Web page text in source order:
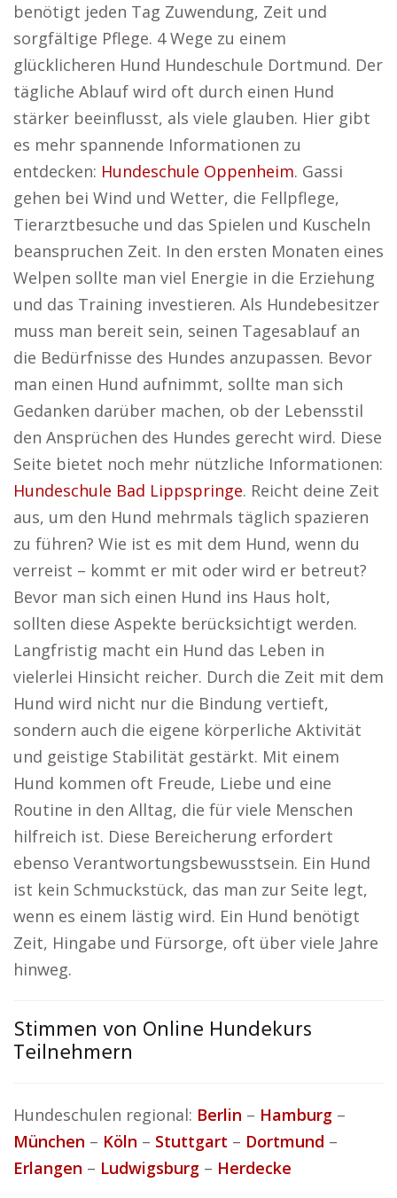
benötigt jeden Tag Zuwendung, Zeit und
sorgfältige Pflege. 4 Wege zu einem
glücklicheren Hund Hundeschule Dortmund. Der
tägliche Ablauf wird oft durch einen Hund
stärker beeinflusst, als viele glauben. Hier gibt
es mehr spannende Informationen zu
entdecken: Hundeschule Oppenheim. Gassi
gehen bei Wind und Wetter, die Fellpflege,
Tierarztbesuche und das Spielen und Kuscheln
beanspruchen Zeit. In den ersten Monaten eines
Welpen sollte man viel Energie in die Erziehung
und das Training investieren. Als Hundebesitzer
muss man bereit sein, seinen Tagesablauf an
die Bedürfnisse des Hundes anzupassen. Bevor
man einen Hund aufnimmt, sollte man sich
Gedanken darüber machen, ob der Lebensstil
den Ansprüchen des Hundes gerecht wird. Diese
Seite bietet noch mehr nützliche Informationen:
Hundeschule Bad Lippspringe. Reicht deine Zeit
aus, um den Hund mehrmals täglich spazieren
zu führen? Wie ist es mit dem Hund, wenn du
verreist – kommt er mit oder wird er betreut?
Bevor man sich einen Hund ins Haus holt,
sollten diese Aspekte berücksichtigt werden.
Langfristig macht ein Hund das Leben in
vielerlei Hinsicht reicher. Durch die Zeit mit dem
Hund wird nicht nur die Bindung vertieft,
sondern auch die eigene körperliche Aktivität
und geistige Stabilität gestärkt. Mit einem
Hund kommen oft Freude, Liebe und eine
Routine in den Alltag, die für viele Menschen
hilfreich ist. Diese Bereicherung erfordert
ebenso Verantwortungsbewusstsein. Ein Hund
ist kein Schmuckstück, das man zur Seite legt,
wenn es einem lästig wird. Ein Hund benötigt
Zeit, Hingabe und Fürsorge, oft über viele Jahre
hinweg.
Stimmen von Online Hundekurs
Teilnehmern
Hundeschulen regional: Berlin – Hamburg –
München – Köln – Stuttgart – Dortmund –
Erlangen – Ludwigsburg – Herdecke